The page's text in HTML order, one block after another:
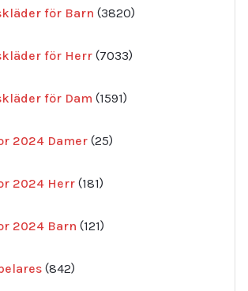
för Barn 3820
produkter
för Herr 7033
produkter
för Dam 1591
produkter
2024 Damer 25
produkter
2024 Herr 181
produkter
2024 Barn 121
produkter
842
produkter